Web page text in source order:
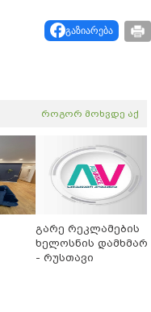
გაზიარება
როგორ მოხვდე აქ
გარე რეკლამების
ხელოსნის
- რუსთავი